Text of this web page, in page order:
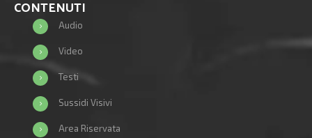
CONTENUTI
Audio
Video
Testi
Sussidi Visivi
Area Riservata